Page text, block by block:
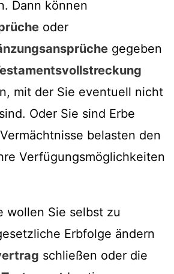
Dann können
oder
gegeben
mit der Sie eventuell nicht
Oder Sie sind Erbe
belasten den
Verfügungsmöglichkeiten
wollen Sie selbst zu
Erbfolge ändern
schließen oder die